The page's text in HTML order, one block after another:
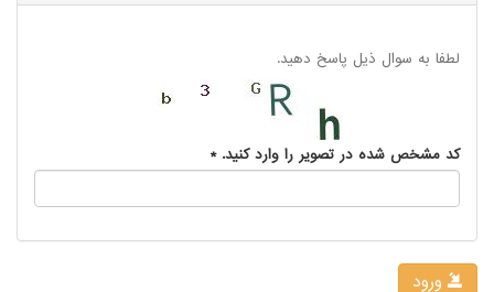
لطفا به سوال ذیل پاسخ دهید.
کد مشخص شده در تصویر را وارد کنید.*